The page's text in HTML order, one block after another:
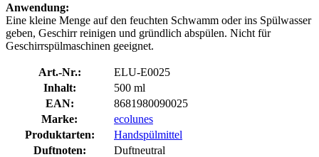
Anwendung:
Eine kleine Menge auf den feuchten Schwamm oder ins Spülwasser
geben, Geschirr reinigen und gründlich abspülen. Nicht für
Geschirrspülmaschinen geeignet.
Art.-Nr.:
ELU-E0025
Inhalt:
500 ml
EAN:
8681980090025
Marke:
ecolunes
Produktarten:
Handspülmittel
Duftnoten:
Duftneutral